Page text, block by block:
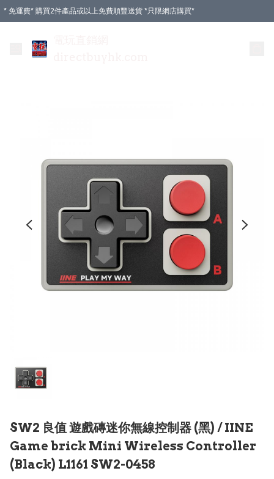
* 免運費* 購買2件產品或以上免費順豐送貨 *只限網店購買*
SW2 良值 遊戲磚迷你無線控制器 (黑) / IINE
Game brick Mini Wireless Controller
(Black) L1161 SW2-0458